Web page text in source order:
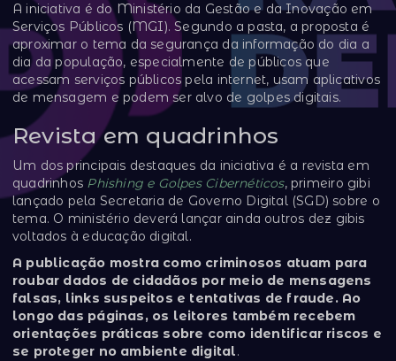
A iniciativa é do Ministério da Gestão e da Inovação em
Serviços Públicos (MGI). Segundo a pasta, a proposta é
aproximar o tema da segurança da informação do dia a
dia da população, especialmente de públicos que
acessam serviços públicos pela internet, usam aplicativos
de mensagem e podem ser alvo de golpes digitais.
Revista em quadrinhos
Um dos principais destaques da iniciativa é a revista em
quadrinhos Phishing e Golpes Cibernéticos, primeiro gibi
lançado pela Secretaria de Governo Digital (SGD) sobre o
tema. O ministério deverá lançar ainda outros dez gibis
voltados à educação digital.
A publicação mostra como criminosos atuam para
roubar dados de cidadãos por meio de mensagens
falsas, links suspeitos e tentativas de fraude. Ao
longo das páginas, os leitores também recebem
orientações práticas sobre como identificar riscos e
se proteger no ambiente digital.